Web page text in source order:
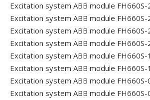
Excitation system ABB module FH660S-
Excitation system ABB module FH660S-
Excitation system ABB module FH660S-
Excitation system ABB module FH660S-
Excitation system ABB module FH660S-
Excitation system ABB module FH660S-
Excitation system ABB module FH660S-
Excitation system ABB module FH660S-